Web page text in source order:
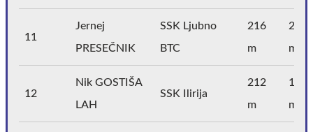
11
Jernej
PRESEČNIK
SSK Ljubno
BTC
216
m
208
m
12
Nik GOSTIŠA
LAH
SSK Ilirija
212
m
198
m